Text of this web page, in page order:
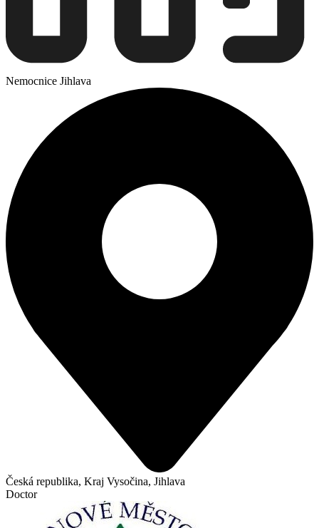
Nemocnice Jihlava
Česká republika, Kraj Vysočina, Jihlava
Doctor